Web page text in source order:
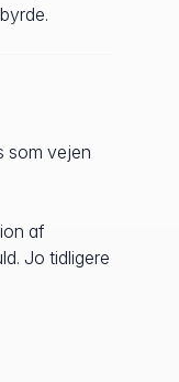
som vejen
af
Jo tidligere